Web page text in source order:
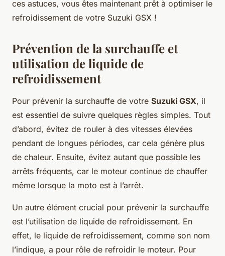
ces astuces, vous êtes maintenant prêt à optimiser le
refroidissement de votre Suzuki GSX !
Prévention de la surchauffe et
utilisation de liquide de
refroidissement
Pour prévenir la surchauffe de votre Suzuki GSX, il
est essentiel de suivre quelques règles simples. Tout
d’abord, évitez de rouler à des vitesses élevées
pendant de longues périodes, car cela génère plus
de chaleur. Ensuite, évitez autant que possible les
arrêts fréquents, car le moteur continue de chauffer
même lorsque la moto est à l’arrêt.
Un autre élément crucial pour prévenir la surchauffe
est l’utilisation de liquide de refroidissement. En
effet, le liquide de refroidissement, comme son nom
l’indique, a pour rôle de refroidir le moteur. Pour